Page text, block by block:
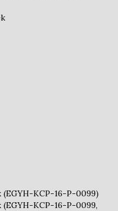
KCP-16-P-0099)
KCP-16-P-0099,